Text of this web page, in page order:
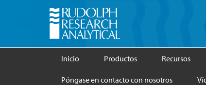
Inicio Productos Recursos
Póngase en contacto con nosotros